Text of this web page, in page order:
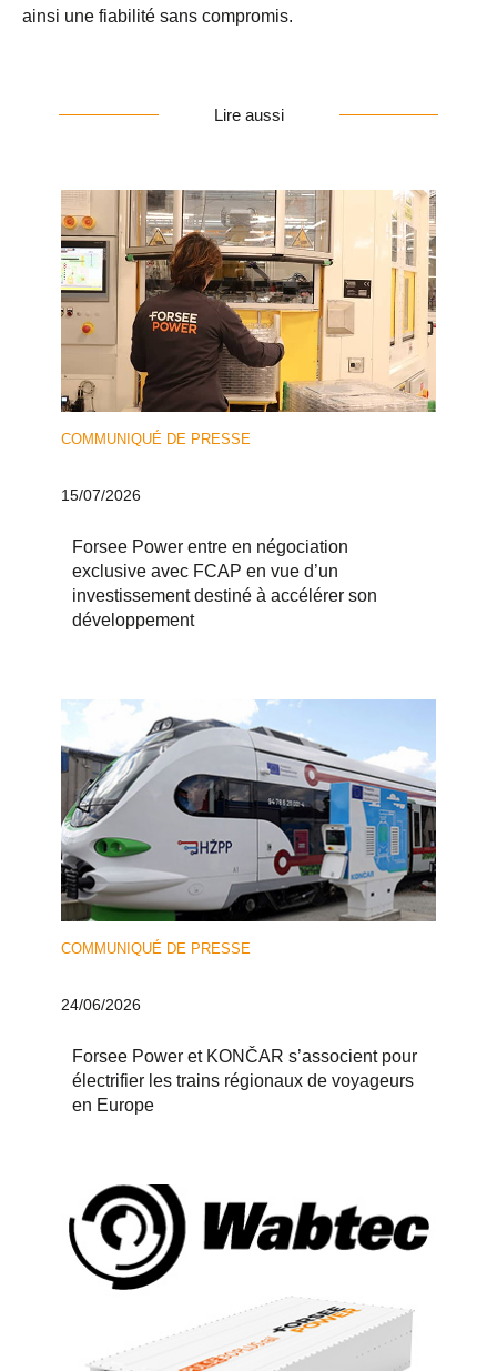
ainsi une fiabilité sans compromis.
Lire aussi
COMMUNIQUÉ DE PRESSE
15/07/2026
Forsee Power entre en négociation
exclusive avec FCAP en vue d’un
investissement destiné à accélérer son
développement
COMMUNIQUÉ DE PRESSE
24/06/2026
Forsee Power et KONČAR s’associent pour
électrifier les trains régionaux de voyageurs
en Europe